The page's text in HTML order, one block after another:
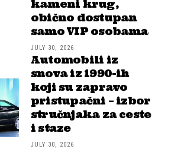
kameni krug,
obično dostupan
samo VIP osobama
JULY 30, 2026
Automobili iz
snova iz 1990-ih
koji su zapravo
pristupačni – izbor
stručnjaka za ceste
i staze
JULY 30, 2026